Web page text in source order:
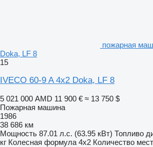
пожарная
Doka, LF 8
15
IVECO 60-9 A 4x2 Doka, LF 8
5 021 000 AMD 11 900 € ≈ 13 750 $
Пожарная машина
1986
38 686 км
Мощность 87.01 л.с. (63.95 кВт) Топливо
кг Колесная формула 4x2 Количество мест